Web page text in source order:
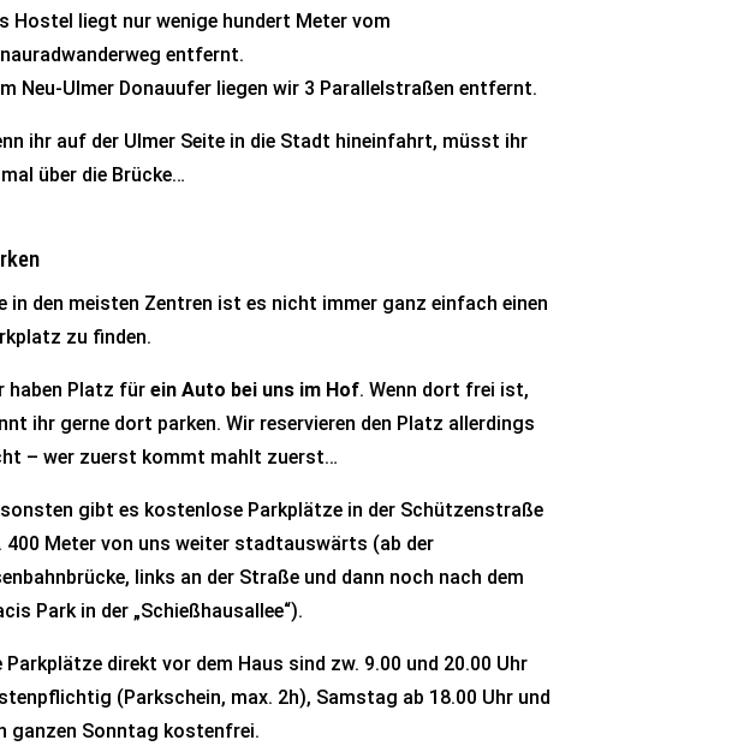
Hostel liegt nur wenige hundert Meter vom
entfernt.
Neu-Ulmer Donauufer liegen wir 3 Parallelstraßen entfernt.
ihr auf der Ulmer Seite in die Stadt hineinfahrt, müsst ihr
über die Brücke…
in den meisten Zentren ist es nicht immer ganz einfach einen
zu finden.
haben Platz für ein Auto bei uns im Hof. Wenn dort frei ist,
ihr gerne dort parken. Wir reservieren den Platz allerdings
– wer zuerst kommt mahlt zuerst…
gibt es kostenlose Parkplätze in der Schützenstraße
400 Meter von uns weiter stadtauswärts (ab der
links an der Straße und dann noch nach dem
Park in der „Schießhausallee“).
Parkplätze direkt vor dem Haus sind zw. 9.00 und 20.00 Uhr
(Parkschein, max. 2h), Samstag ab 18.00 Uhr und
ganzen Sonntag kostenfrei.